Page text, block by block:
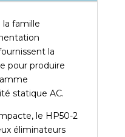
famille
la
pour produire
statique AC.
le HP50-2
éliminateurs